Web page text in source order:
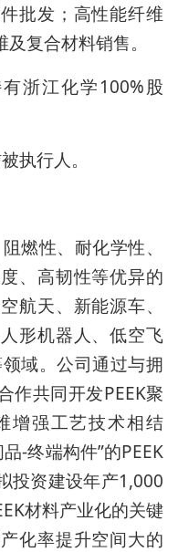
批发；高性能纤维
复合材料销售。
浙江化学100%股
执行人。
燃性、耐化学性、
、高韧性等优异的
航天、新能源车、
形机器人、低空飞
域。公司通过与拥
作共同开发PEEK聚
增强工艺技术相结
-终端构件”的PEEK
投资建设年产1,000
材料产业化的关键
化率提升空间大的